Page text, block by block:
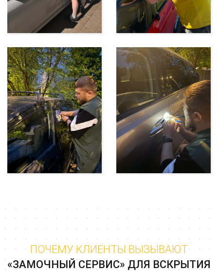
ПОЧЕМУ КЛИЕНТЫ ВЫЗЫВАЮТ
«ЗАМОЧНЫЙ СЕРВИС» ДЛЯ ВСКРЫТИЯ